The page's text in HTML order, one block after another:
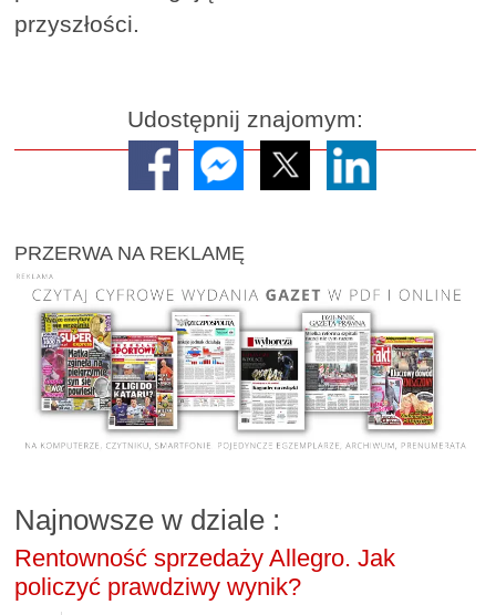
przyszłości.
Udostępnij znajomym:
PRZERWA NA REKLAMĘ
Najnowsze w dziale :
Rentowność sprzedaży Allegro. Jak
policzyć prawdziwy wynik?